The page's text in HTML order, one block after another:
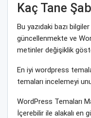
Kaç Tane
Bu yazıdaki bazı
güncellenmekte ve
metinler değişiklik
En iyi wordpress
temaları incelemeyi
WordPress Temaları
İçerebilir ile alakalı en